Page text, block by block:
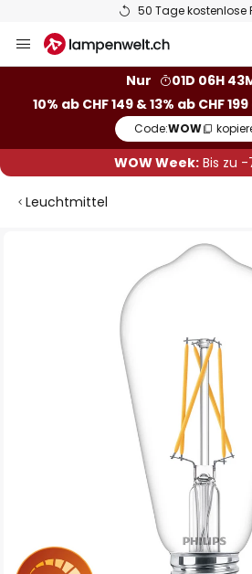
50 Tage kostenlose
Inhalt
Nur
01D 06H
10% ab CHF 149 & 13% ab CHF
Code:WOW
WOW Week:Bis zu -
Leuchtmittel